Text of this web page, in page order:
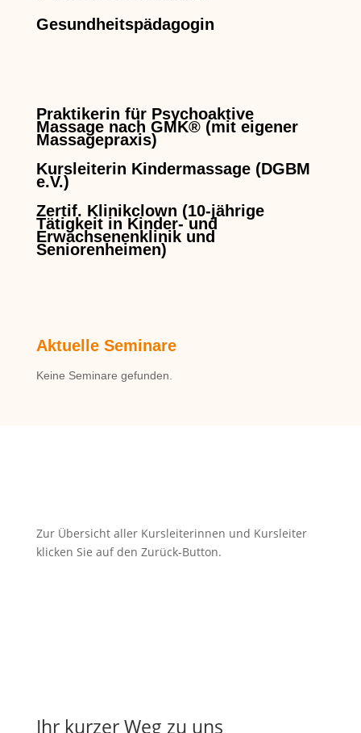
Gesundheitspädagogin
Praktikerin für Psychoaktive
Massage nach GMK® (mit eigener
Massagepraxis)
Kursleiterin Kindermassage (DGBM
e.V.)
Zertif. Klinikclown (10-jährige
Tätigkeit in Kinder- und
Erwachsenenklinik und
Seniorenheimen)
Aktuelle Seminare
Keine Seminare gefunden.
Zur Übersicht aller Kursleiterinnen und Kursleiter
klicken Sie auf den Zurück-Button.
Ihr kurzer Weg zu uns